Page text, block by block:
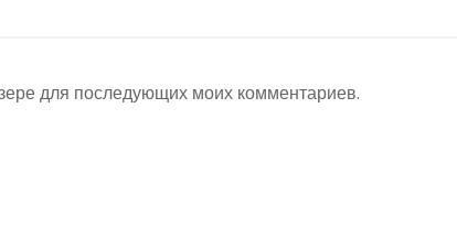
для последующих моих комментариев.